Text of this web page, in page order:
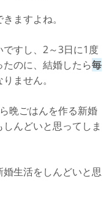
ますよね。
すし、2～3日に1度
のに、結婚したら毎
ません。
晩ごはんを作る新婚
んどいと思ってしま
生活をしんどいと思